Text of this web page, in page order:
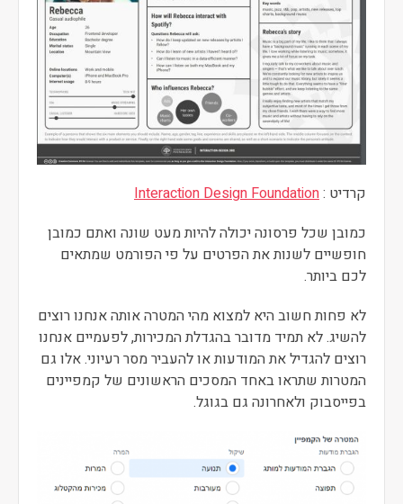
קרדיט :Interaction Design Foundation
כמובן שכל פרסונה יכולה להיות מעט שונה ואתם כמובן
חופשיים לשנות את הפרטים על פי הפורמט שמתאים
לכם ביותר.
לא פחות חשוב היא למצוא מהי המטרה אותה אנחנו רוצים
להשיג. לא תמיד מדובר בהגדלת המכירות, לפעמיים אנחנו
רוצים להגדיל את המודעות או להעביר מסר רעיוני. אלו גם
המטרות שתראו באחד המסכים הראשונים של קמפיינים
בפייסבוק ולאחרונה גם בגוגל.